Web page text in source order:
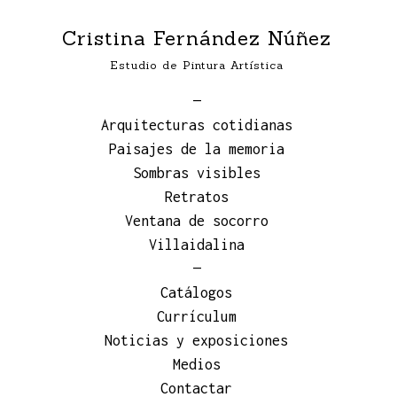
Cristina Fernández Núñez
Estudio de Pintura Artística
—
Arquitecturas cotidianas
Paisajes de la memoria
Sombras visibles
Retratos
Ventana de socorro
Villaidalina
—
Catálogos
Currículum
Noticias y exposiciones
Medios
Contactar